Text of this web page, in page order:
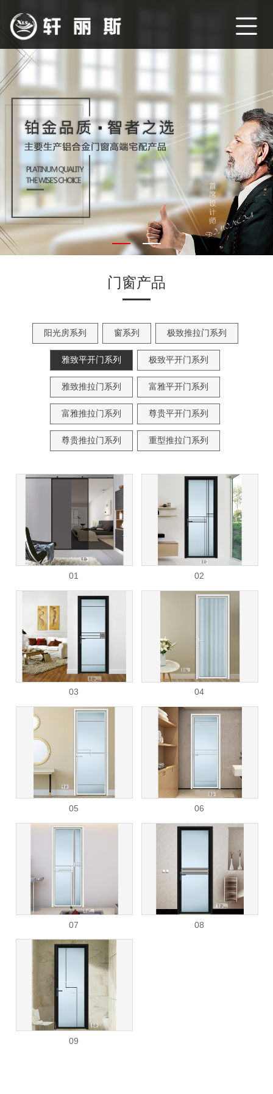
门窗产品
阳光房系列 窗系列 极致推拉门系列
雅致平开门系列 极致平开门系列
雅致推拉门系列 富雅平开门系列
富雅推拉门系列 尊贵平开门系列
尊贵推拉门系列 重型推拉门系列
01 02
03 04
05 06
07 08
09